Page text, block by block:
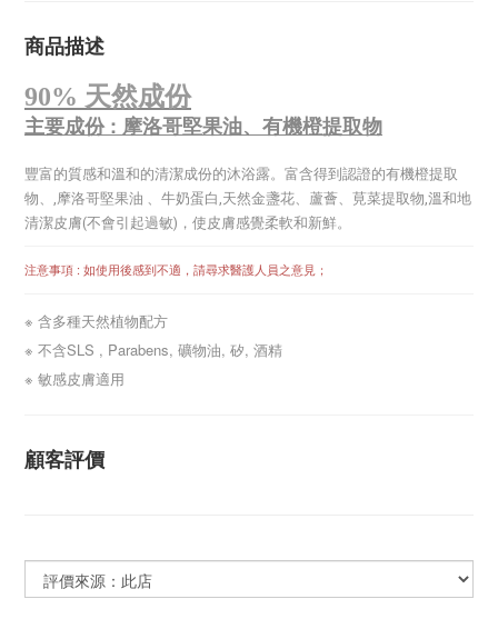
商品描述
90% 天然成份
主要成份 : 摩洛哥堅果油、有機橙提取物
豐富的質感和溫和的清潔成份的沐浴露。富含得到認證的有機橙提取
物、,摩洛哥堅果油 、牛奶蛋白,天然金盞花、蘆薈、莧菜提取物,溫和地
清潔皮膚(不會引起過敏)，使皮膚感覺柔軟和新鮮。
注意事項 : 如使用後感到不適，請尋求醫護人員之意見；
※ 含多種天然植物配方
※ 不含SLS , Parabens, 礦物油, 矽, 酒精
※ 敏感皮膚適用
顧客評價